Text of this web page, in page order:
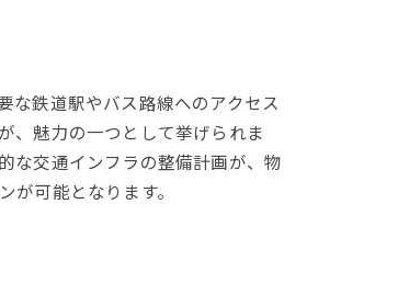
な鉄道駅やバス路線へのアクセス
、魅力の一つとして挙げられま
な交通インフラの整備計画が、物
可能となります。